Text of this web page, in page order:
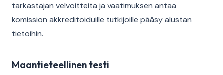
tarkastajan velvoitteita ja vaatimuksen antaa
komission akkreditoiduille tutkijoille pääsy alustan
tietoihin.
Maantieteellinen testi